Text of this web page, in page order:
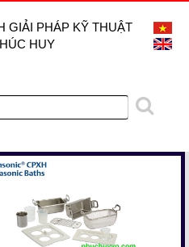
GIẢI PHÁP KỸ THUẬT
HUY